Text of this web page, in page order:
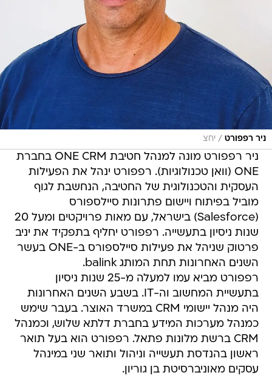
ניר רפפורט / יחצ
ניר רפפורט מונה למנהל חטיבת ONE CRM בחברת
ONE (וואן טכנולוגיות). רפפורט ינהל את הפעילות
העסקית והטכנולוגית של החטיבה, הנחשבת לגוף
מוביל בפיתוח ויישום פתרונות סיילספורס
(Salesforce) בישראל, עם מאות פרויקטים ומעל 20
שנות ניסיון בתעשייה. רפפורט יחליף בתפקיד את יניב
פרטוק שניהל את פעילות סיילספורס ב-ONE בעשר
השנים האחרונות תחת המותג balink.
רפפורט מביא עמו למעלה מ-25 שנות ניסיון
בתעשיית המחשוב וה-IT. בשבע השנים האחרונות
היה מנהל יישומי CRM במשרד האוצר. בעבר שימש
כמנהל מערכות המידע בחברת דלתא שלוש, וכמנהל
CRM ברשת מלונות פתאל. רפפורט הוא בעל תואר
ראשון בהנדסת תעשייה וניהול ותואר שני במינהל
עסקים מאוניברסיטת בן גוריון.